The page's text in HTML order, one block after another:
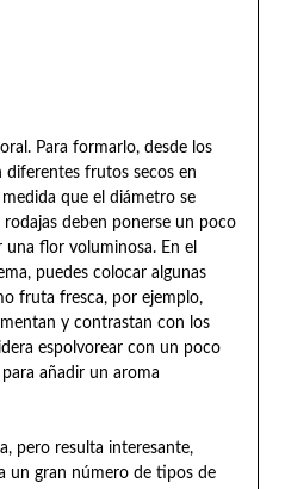
Para formarlo, desde los
diferentes frutos secos en
que el diámetro se
deben ponerse un poco
flor voluminosa. En el
puedes colocar algunas
fruta fresca, por ejemplo,
y contrastan con los
espolvorear con un poco
añadir un aroma
pero resulta interesante,
un gran número de tipos de